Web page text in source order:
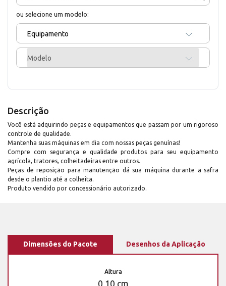
ou selecione um modelo:
Equipamento
Modelo
Descrição
Você está adquirindo peças e equipamentos que passam por um rigoroso
controle de qualidade.
Mantenha suas máquinas em dia com nossas peças genuínas!
Compre com segurança e qualidade produtos para seu equipamento
agrícola, tratores, colheitadeiras entre outros.
Peças de reposição para manutenção dá sua máquina durante a safra
desde o plantio até a colheita.
Produto vendido por concessionário autorizado.
Dimensões do Pacote Desenhos da Aplicação
Altura
0,10 cm